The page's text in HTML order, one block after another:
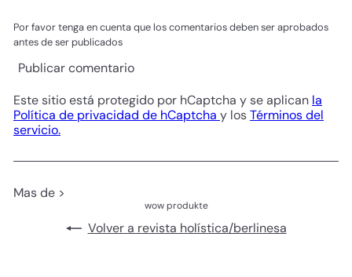
Por favor tenga en cuenta que los comentarios deben ser aprobados
antes de ser publicados
Publicar comentario
Este sitio está protegido por hCaptcha y se aplican la
Política de privacidad de hCaptcha y losTérminos del
servicio.
Mas de >
wow produkte
Volver a revista holística/berlinesa